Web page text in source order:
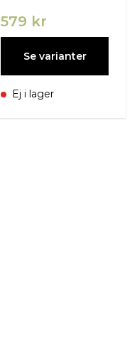
579 kr
Se varianter
Ej i lager